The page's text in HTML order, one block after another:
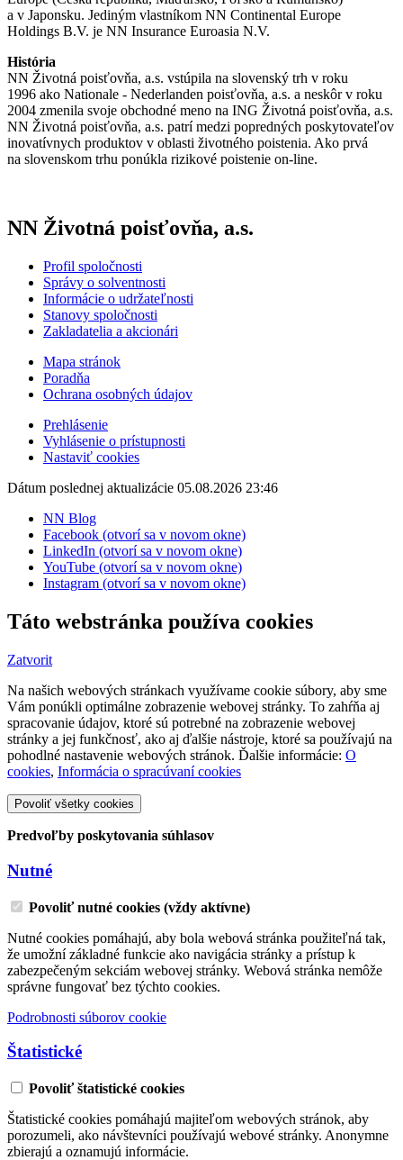
a v Japonsku. Jediným vlastníkom NN Continental Europe
Holdings B.V. je NN Insurance Euroasia N.V.
História
NN Životná poisťovňa, a.s. vstúpila na slovenský trh v roku
1996 ako Nationale - Nederlanden poisťovňa, a.s. a neskôr v roku
2004 zmenila svoje obchodné meno na ING Životná poisťovňa, a.s.
NN Životná poisťovňa, a.s. patrí medzi popredných poskytovateľov
inovatívnych produktov v oblasti životného poistenia. Ako prvá
na slovenskom trhu ponúkla rizikové poistenie on-line.
NN Životná poisťovňa, a.s.
Profil spoločnosti
Správy o solventnosti
Informácie o udržateľnosti
Stanovy spoločnosti
Zakladatelia a akcionári
Mapa stránok
Poradňa
Ochrana osobných údajov
Prehlásenie
Vyhlásenie o prístupnosti
Nastaviť cookies
Dátum poslednej aktualizácie 05.08.2026 23:46
NN Blog
Facebook (otvorí sa v novom okne)
LinkedIn (otvorí sa v novom okne)
YouTube (otvorí sa v novom okne)
Instagram (otvorí sa v novom okne)
Táto webstránka používa cookies
Zatvorit
Na našich webových stránkach využívame cookie súbory, aby sme
Vám ponúkli optimálne zobrazenie webovej stránky. To zahŕňa aj
spracovanie údajov, ktoré sú potrebné na zobrazenie webovej
stránky a jej funkčnosť, ako aj ďalšie nástroje, ktoré sa používajú na
pohodlné nastavenie webových stránok. Ďalšie informácie: O
cookies, Informácia o spracúvaní cookies
Povoliť všetky cookies
Predvoľby poskytovania súhlasov
Nutné
Povoliť nutné cookies (vždy aktívne)
Nutné cookies pomáhajú, aby bola webová stránka použiteľná tak,
že umožní základné funkcie ako navigácia stránky a prístup k
zabezpečeným sekciám webovej stránky. Webová stránka nemôže
správne fungovať bez týchto cookies.
Podrobnosti súborov cookie
Štatistické
Povoliť štatistické cookies
Štatistické cookies pomáhajú majiteľom webových stránok, aby
porozumeli, ako návštevníci používajú webové stránky. Anonymne
zbierajú a oznamujú informácie.